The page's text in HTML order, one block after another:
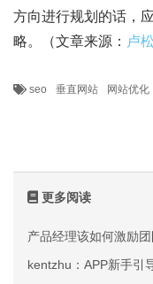
方向进行规划的话，
略。（文章来源： 卢
seo 垂直网站 网站优化
更多阅读
产品经理该如何激励团
kentzhu：APP新手引